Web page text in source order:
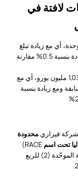
لافتة في
فيراري عدداً إجمالياً بلغ 2,685 وحدة، أي مع زيادة تبلغ
الضعفين مقارنة بالسنة السابقة ومع زيادة بنسبة 0.5% مقارنة
سجّلت فيراري صافي إيرادات بقيمة 1,035 مليون يورو، أي مع
ومع زيادة بنسبة
فيراري محدودة
تحت اسم
RACE)
("فيراري" أو "الشركة") اليوم عن نتائجها الأولية الموحّدة (2) للربع